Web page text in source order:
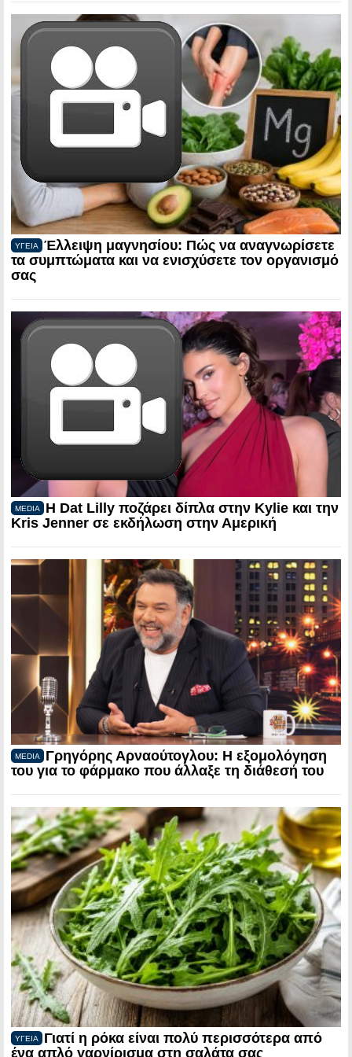
ΥΓΕΙΑ
Έλλειψη μαγνησίου: Πώς να αναγνωρίσετε
τα συμπτώματα και να ενισχύσετε τον οργανισμό
σας
MEDIA
Η Dat Lilly ποζάρει δίπλα στην Kylie και την
Kris Jenner σε εκδήλωση στην Αμερική
MEDIA
Γρηγόρης Αρναούτογλου: Η εξομολόγηση
του για το φάρμακο που άλλαξε τη διάθεσή του
ΥΓΕΙΑ
Γιατί η ρόκα είναι πολύ περισσότερα από
ένα απλό γαρνίρισμα στη σαλάτα σας